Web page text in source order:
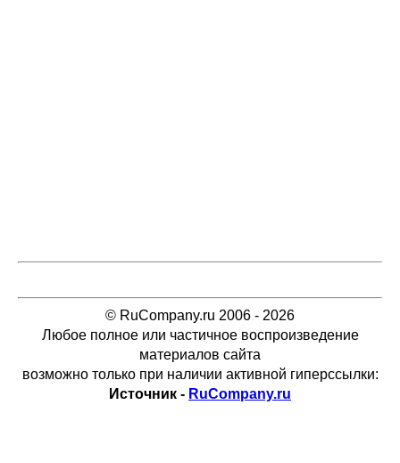
© RuCompany.ru 2006 - 2026
Любое полное или частичное воспроизведение
материалов сайта
возможно только при наличии активной гиперссылки:
Источник - RuCompany.ru